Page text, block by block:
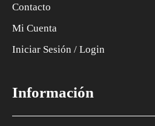
Contacto
Mi Cuenta
Iniciar Sesión / Login
Información